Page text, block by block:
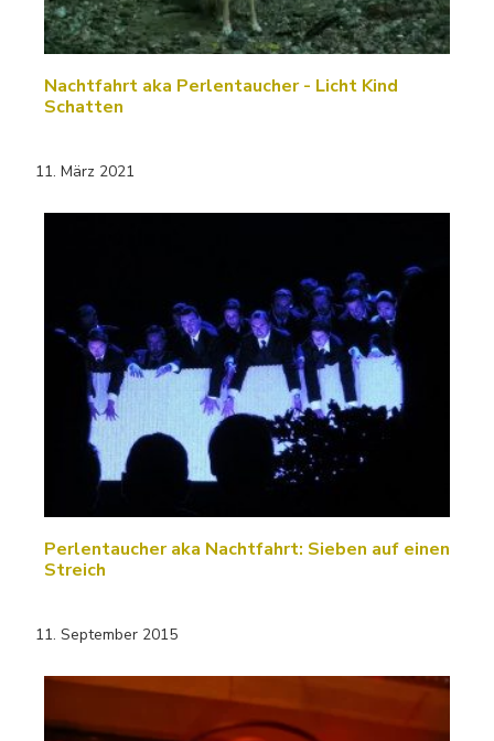
Nachtfahrt aka Perlentaucher - Licht Kind
Schatten
11. März 2021
Perlentaucher aka Nachtfahrt: Sieben auf einen
Streich
11. September 2015